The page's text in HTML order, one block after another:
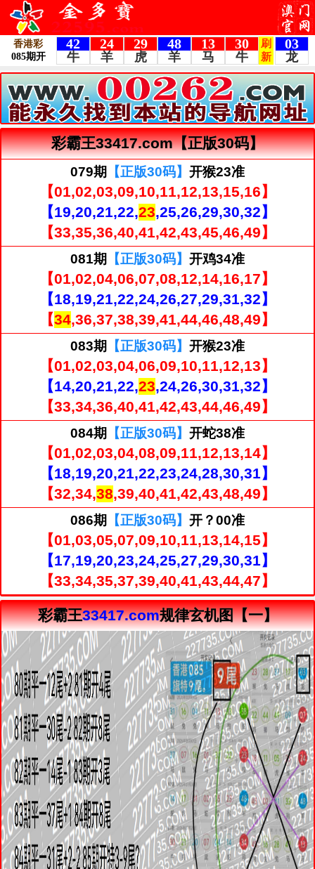
彩霸王33417.com【正版30码】
079期 【正版30码】 开猴23准
【01,02,03,09,10,11,12,13,15,16】
【19,20,21,22,23,25,26,29,30,32】
【33,35,36,40,41,42,43,45,46,49】
081期 【正版30码】 开鸡34准
【01,02,04,06,07,08,12,14,16,17】
【18,19,21,22,24,26,27,29,31,32】
【34,36,37,38,39,41,44,46,48,49】
083期 【正版30码】 开猴23准
【01,02,03,04,06,09,10,11,12,13】
【14,20,21,22,23,24,26,30,31,32】
【33,34,36,40,41,42,43,44,46,49】
084期 【正版30码】 开蛇38准
【01,02,03,04,08,09,11,12,13,14】
【18,19,20,21,22,23,24,28,30,31】
【32,34,38,39,40,41,42,43,48,49】
086期 【正版30码】 开？00准
【01,03,05,07,09,10,11,13,14,15】
【17,19,20,23,24,25,27,29,30,31】
【33,34,35,37,39,40,41,43,44,47】
彩霸王33417.com规律玄机图【一】